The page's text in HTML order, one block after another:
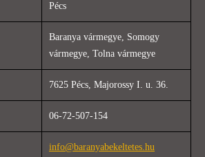
Pécs
Baranya vármegye, Somogy
vármegye, Tolna vármegye
7625 Pécs, Majorossy I. u. 36.
06-72-507-154
info@baranyabekeltetes.hu